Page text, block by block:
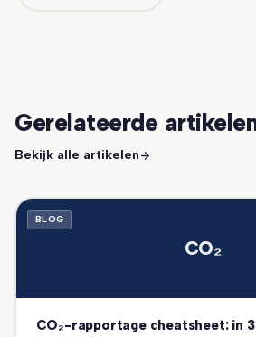
Gerelateerde
Bekijk alle artikelen
BLOG
CO₂
CO₂-rapportage cheatsheet: in